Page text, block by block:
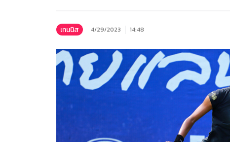
เทนนิส 4/29/2023 14:48